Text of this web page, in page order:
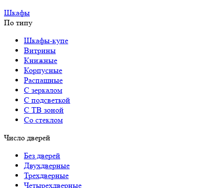
Шкафы
По типу
Шкафы-купе
Витрины
Книжные
Корпусные
Распашные
С зеркалом
С подсветкой
С ТВ зоной
Со стеклом
Число дверей
Без дверей
Двухдверные
Трехдверные
Четырехдверные